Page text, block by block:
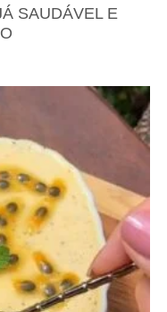
SAUDÁVEL E